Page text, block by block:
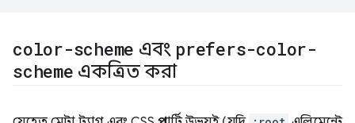
color-scheme এবং prefers-color-
scheme একত্রিত করা